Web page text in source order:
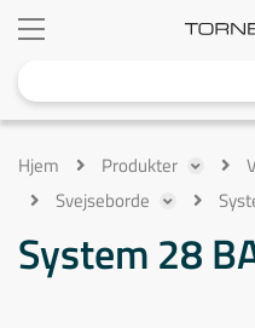
Hjem Produkter
Svejseborde
System 28